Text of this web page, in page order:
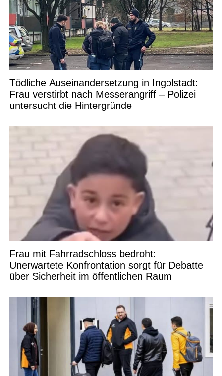
Tödliche Auseinandersetzung in Ingolstadt:
Frau verstirbt nach Messerangriff – Polizei
untersucht die Hintergründe
Frau mit Fahrradschloss bedroht:
Unerwartete Konfrontation sorgt für Debatte
über Sicherheit im öffentlichen Raum